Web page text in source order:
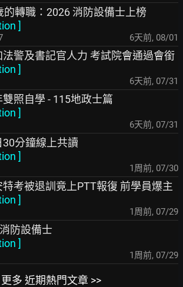
的轉職：2026 消防設備士上榜
]
6天前, 08/01
法警及書記官人力 考試院會通過會銜
]
6天前, 07/31
雙照自學 - 115地政士篇
]
6天前, 07/31
30分鐘線上共讀
]
1周前, 07/30
特考被退訓竟上PTT報復 前學員爆主
]
1周前, 07/29
防設備士
]
1周前, 07/29
更多 近期熱門文章 >>